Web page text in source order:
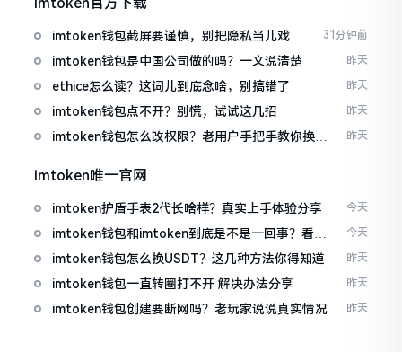
imtoken钱包截屏要谨慎，别把隐私当儿戏 31分钟前
imtoken钱包是中国公司做的吗？一文说清楚 昨天
ethice怎么读？这词儿到底念啥，别搞错了 昨天
imtoken钱包点不开？别慌，试试这几招 昨天
imtoken钱包怎么改权限？老用户手把手教你换主
昨天
imtoken唯一官网
imtoken护盾手表2代长啥样？真实上手体验分享 今天
imtoken钱包和imtoken到底是不是一回事？看完
就懂了
今天
imtoken钱包怎么换USDT？这几种方法你得知道 昨天
imtoken钱包一直转圈打不开 解决办法分享 昨天
imtoken钱包创建要断网吗？老玩家说说真实情况 昨天